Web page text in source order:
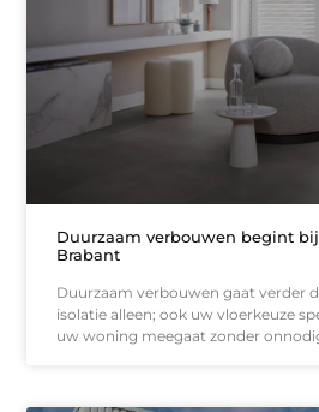
Duurzaam verbouwen begint
Brabant
Duurzaam verbouwen gaat verder
isolatie alleen; ook uw vloerkeuze
uw woning meegaat zonder